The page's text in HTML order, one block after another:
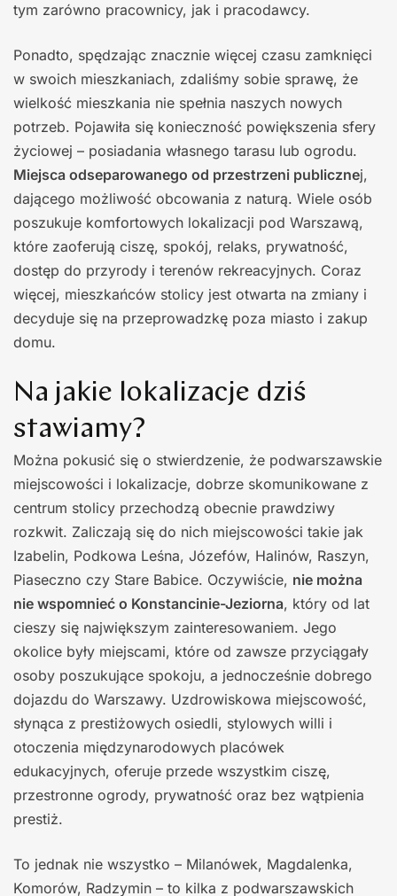
tym zarówno pracownicy, jak i pracodawcy.
Ponadto, spędzając znacznie więcej czasu zamknięci
w swoich mieszkaniach, zdaliśmy sobie sprawę, że
wielkość mieszkania nie spełnia naszych nowych
potrzeb. Pojawiła się konieczność powiększenia sfery
życiowej – posiadania własnego tarasu lub ogrodu.
Miejsca odseparowanego od przestrzeni publicznej,
dającego możliwość obcowania z naturą. Wiele osób
poszukuje komfortowych lokalizacji pod Warszawą,
które zaoferują ciszę, spokój, relaks, prywatność,
dostęp do przyrody i terenów rekreacyjnych. Coraz
więcej, mieszkańców stolicy jest otwarta na zmiany i
decyduje się na przeprowadzkę poza miasto i zakup
domu.
Na jakie lokalizacje dziś
stawiamy?
Można pokusić się o stwierdzenie, że podwarszawskie
miejscowości i lokalizacje, dobrze skomunikowane z
centrum stolicy przechodzą obecnie prawdziwy
rozkwit. Zaliczają się do nich miejscowości takie jak
Izabelin, Podkowa Leśna, Józefów, Halinów, Raszyn,
Piaseczno czy Stare Babice. Oczywiście, nie można
nie wspomnieć o Konstancinie-Jeziorna, który od lat
cieszy się największym zainteresowaniem. Jego
okolice były miejscami, które od zawsze przyciągały
osoby poszukujące spokoju, a jednocześnie dobrego
dojazdu do Warszawy. Uzdrowiskowa miejscowość,
słynąca z prestiżowych osiedli, stylowych willi i
otoczenia międzynarodowych placówek
edukacyjnych, oferuje przede wszystkim ciszę,
przestronne ogrody, prywatność oraz bez wątpienia
prestiż.
To jednak nie wszystko – Milanówek, Magdalenka,
Komorów, Radzymin – to kilka z podwarszawskich